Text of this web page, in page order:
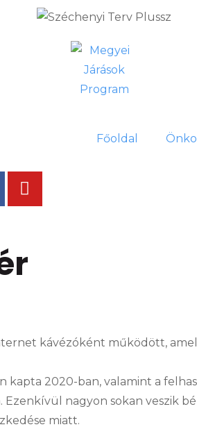
Főoldal
kávézóként működött,
2020-ban, valamint a
nagyon sokan veszik
miatt.